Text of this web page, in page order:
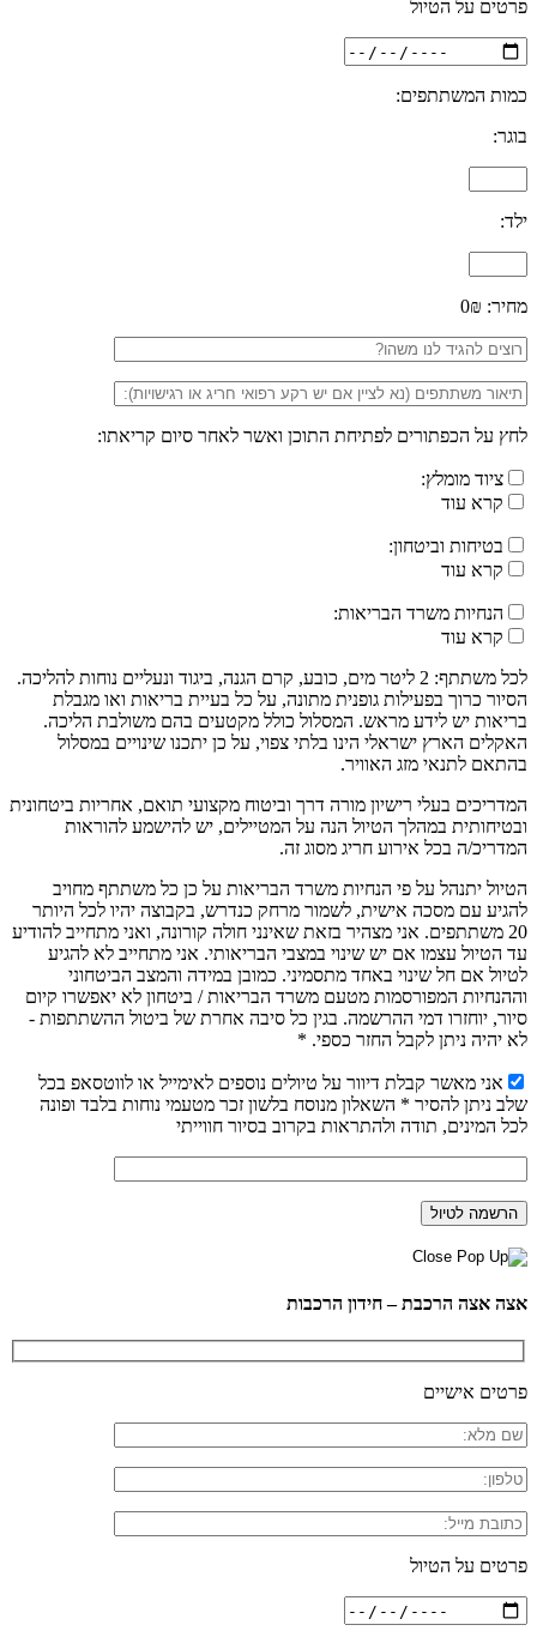
פרטים על הטיול
כמות המשתתפים:
בוגר:
ילד:
מחיר: 0₪
לחץ על הכפתורים לפתיחת התוכן ואשר לאחר סיום קריאתו:
ציוד מומלץ:
קרא עוד
בטיחות וביטחון:
קרא עוד
הנחיות משרד הבריאות:
קרא עוד
לכל משתתף: 2 ליטר מים, כובע, קרם הגנה, ביגוד ונעליים נוחות להליכה.
הסיור כרוך בפעילות גופנית מתונה, על כל בעיית בריאות ואו מגבלת
בריאות יש לידע מראש. המסלול כולל מקטעים בהם משולבת הליכה.
האקלים הארץ ישראלי הינו בלתי צפוי, על כן יתכנו שינויים במסלול
בהתאם לתנאי מזג האוויר.
המדריכים בעלי רישיון מורה דרך וביטוח מקצועי תואם, אחריות ביטחונית
ובטיחותית במהלך הטיול הנה על המטיילים, יש להישמע להוראות
המדריכ/ה בכל אירוע חריג מסוג זה.
הטיול יתנהל על פי הנחיות משרד הבריאות על כן כל משתתף מחויב
להגיע עם מסכה אישית, לשמור מרחק כנדרש, בקבוצה יהיו לכל היותר
20 משתתפים. אני מצהיר בזאת שאינני חולה קורונה, ואני מתחייב להודיע
עד הטיול עצמו אם יש שינוי במצבי הבריאותי. אני מתחייב לא להגיע
לטיול אם חל שינוי באחד מתסמיני. כמובן במידה והמצב הביטחוני
וההנחיות המפורסמות מטעם משרד הבריאות / ביטחון לא יאפשרו קיום
סיור, יוחזרו דמי ההרשמה. בגין כל סיבה אחרת של ביטול ההשתתפות -
לא יהיה ניתן לקבל החזר כספי. *
אני מאשר קבלת דיוור על טיולים נוספים לאימייל או לווטסאפ בכל
שלב ניתן להסיר * השאלון מנוסח בלשון זכר מטעמי נוחות בלבד ופונה
לכל המינים, תודה ולהתראות בקרוב בסיור חווייתי
אצה אצה הרכבת – חידון הרכבות
פרטים אישיים
פרטים על הטיול